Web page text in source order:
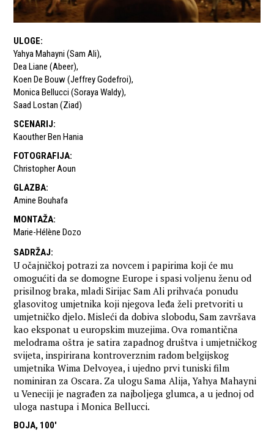
ULOGE:
Yahya Mahayni (Sam Ali),
Dea Liane (Abeer),
Koen De Bouw (Jeffrey Godefroi),
Monica Bellucci (Soraya Waldy),
Saad Lostan (Ziad)
SCENARIJ:
Kaouther Ben Hania
FOTOGRAFIJA:
Christopher Aoun
GLAZBA:
Amine Bouhafa
MONTAŽA:
Marie-Hélène Dozo
SADRŽAJ:
U očajničkoj potrazi za novcem i papirima koji će mu
omogućiti da se domogne Europe i spasi voljenu ženu od
prisilnog braka, mladi Sirijac Sam Ali prihvaća ponudu
glasovitog umjetnika koji njegova leđa želi pretvoriti u
umjetničko djelo. Misleći da dobiva slobodu, Sam završava
kao eksponat u europskim muzejima. Ova romantična
melodrama oštra je satira zapadnog društva i umjetničkog
svijeta, inspirirana kontroverznim radom belgijskog
umjetnika Wima Delvoyea, i ujedno prvi tuniski film
nominiran za Oscara. Za ulogu Sama Alija, Yahya Mahayni
u Veneciji je nagrađen za najboljega glumca, a u jednoj od
uloga nastupa i Monica Bellucci.
BOJA, 100'